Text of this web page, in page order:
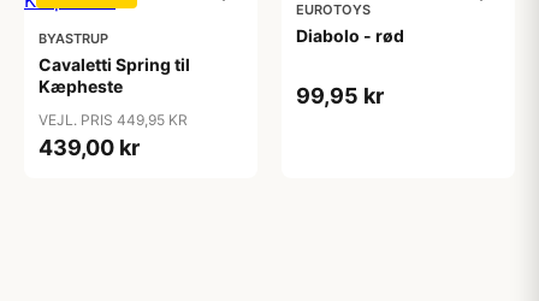
BYASTRUP
Cavaletti Spring til
Kæpheste
VEJL. PRIS 449,95 KR
439,00 kr
EUROTOYS
Diabolo - rød
99,95 kr